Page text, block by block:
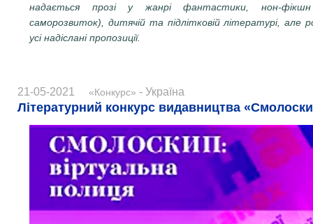
надається прозі у жанрі фантастики, нон-фікшн
саморозвиток), дитячій та підлітковій літературі, але
усі надіслані пропозиції.
21-05-2021 «Конкурс» - Україна
Літературний конкурс видавництва